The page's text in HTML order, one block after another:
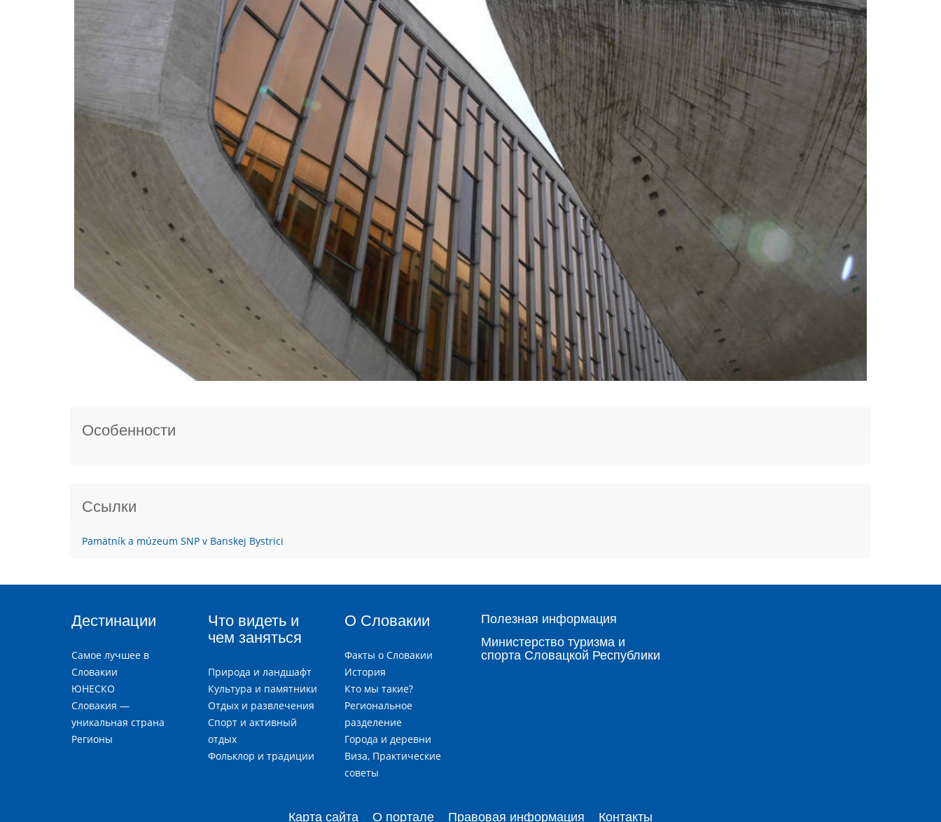
Особенности
Ссылки
Pamätník a múzeum SNP v Banskej Bystrici
Дестинации
Самое лучшее в
Словакии
ЮНЕСКО
Словакия —
уникальная страна
Регионы
Что видеть и
чем заняться
Природа и ландшафт
Культура и памятники
Отдых и развлечения
Спорт и активный
отдых
Фольклор и традиции
О Словакии
Факты о Словакии
История
Кто мы такие?
Региональное
разделение
Города и деревни
Виза, Практические
советы
Полезная информация
Министерство туризма и
спорта Словацкой Республики
Карта сайта О портале Правовая информация Контакты